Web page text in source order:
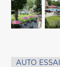
AUTO ESSAI